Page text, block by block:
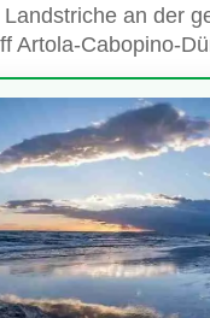
an der
Artola-Cabopino-